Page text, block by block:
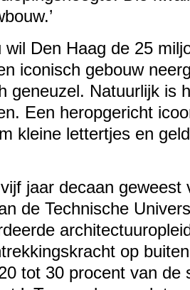
wil Den Haag de 25
iconisch gebouw
geneuzel. Natuurlijk is
Een heropgericht
kleine lettertjes en
jaar decaan geweest
de Technische
op
tot 30 procent van de